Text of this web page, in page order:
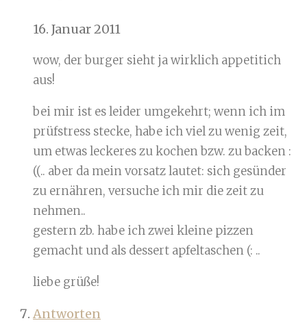
16. Januar 2011
wow, der burger sieht ja wirklich appetitich
aus!
bei mir ist es leider umgekehrt; wenn ich im
prüfstress stecke, habe ich viel zu wenig zeit,
um etwas leckeres zu kochen bzw. zu backen :
((.. aber da mein vorsatz lautet: sich gesünder
zu ernähren, versuche ich mir die zeit zu
nehmen..
gestern zb. habe ich zwei kleine pizzen
gemacht und als dessert apfeltaschen (: ..
liebe grüße!
Antworten